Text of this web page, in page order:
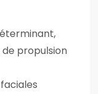
propulsion